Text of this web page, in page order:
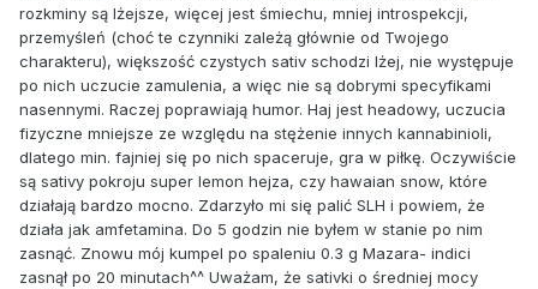
rozkminy są lżejsze, więcej jest śmiechu, mniej introspekcji,
przemyśleń (choć te czynniki zależą głównie od Twojego
charakteru), większość czystych sativ schodzi lżej, nie występuje
po nich uczucie zamulenia, a więc nie są dobrymi specyfikami
nasennymi. Raczej poprawiają humor. Haj jest headowy, uczucia
fizyczne mniejsze ze względu na stężenie innych kannabinioli,
dlatego min. fajniej się po nich spaceruje, gra w piłkę. Oczywiście
są sativy pokroju super lemon hejza, czy hawaian snow, które
działają bardzo mocno. Zdarzyło mi się palić SLH i powiem, że
działa jak amfetamina. Do 5 godzin nie byłem w stanie po nim
zasnąć. Znowu mój kumpel po spaleniu 0.3 g Mazara- indici
zasnął po 20 minutach^^ Uważam, że sativki o średniej mocy